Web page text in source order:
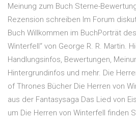
Meinung zum Buch Sterne-
Rezension schreiben Im Forum
Buch Willkommen im BuchPorträt
Winterfell“ von George R. R. Martin.
Handlungsinfos, Bewertungen,
Hintergrundinfos und mehr. Die
of Thrones Bücher Die Herren von
aus der Fantasysaga Das Lied von
um Die Herren von Winterfell finden